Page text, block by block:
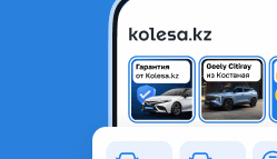
Рычаг подвески Nissan Teana J31 2005